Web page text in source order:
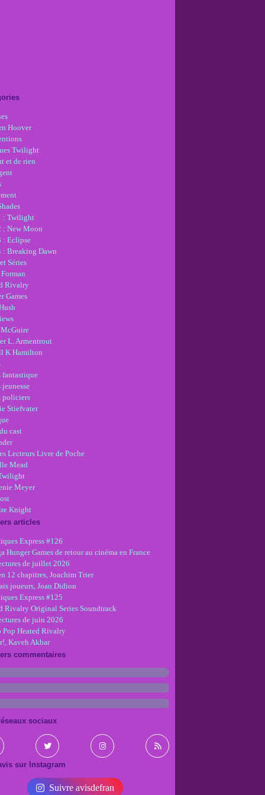
Hoover
Twilight
et de rien
: Twilight
: New Moon
: Eclipse
: Breaking Dawn
Séries
Rivalry
Games
McGuire
L. Armentrout
K Hamilton
fantastique
policiers
Stiefvater
cast
Lecteurs Livre de Poche
Mead
Meyer
Knight
articles
Express #126
Hunger Games de retour au cinéma en France
de juillet 2026
12 chapitres, Joachim Trier
joueurs, Joan Didion
Express #125
Rivalry Original Series Soundtrack
de juin 2026
Pop Heated Rivalry
Kaveh Akbar
commentaires
sociaux
sur Instagram
Suivre avisdefran